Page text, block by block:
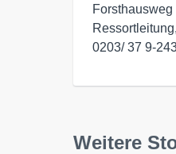
0203/ 37 9-
Weitere